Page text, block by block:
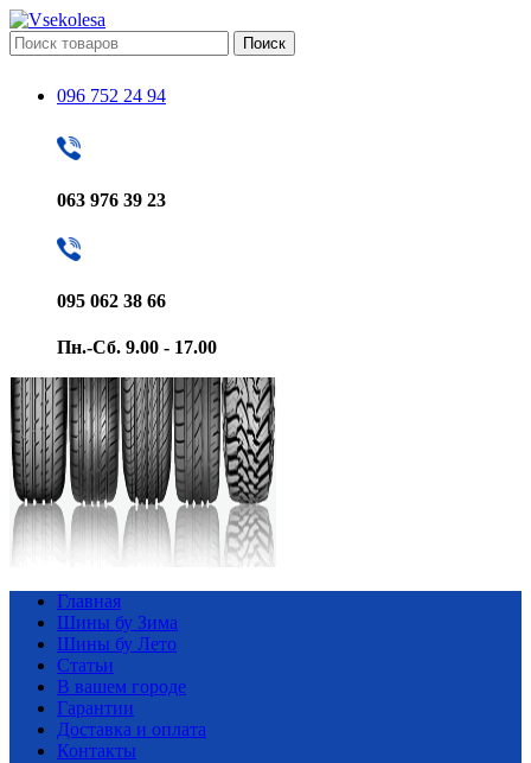
Поиск
096 752 24 94
063 976 39 23
095 062 38 66
Пн.-Сб. 9.00 - 17.00
Главная
Шины бу Зима
Шины бу Лето
Статьи
В вашем городе
Гарантии
Доставка и оплата
Контакты